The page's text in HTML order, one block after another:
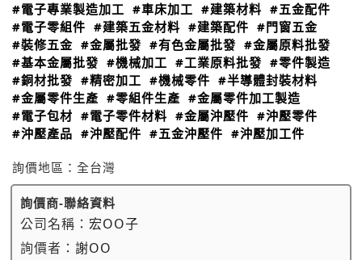
#電子專業製造加工 #車床加工 #建築材料 #五金配件
#電子零組件 #建築五金材料 #建築配件 #門窗五金
#裝修五金 #金屬批發 #有色金屬批發 #金屬原料批發
#基本金屬批發 #機械加工 #工業原料批發 #零件製造
#銅材批發 #精密加工 #機械零件 #半導體封裝材料
#金屬零件生產 #零組件生產 #金屬零件加工製造
#電子包材 #電子零件材料 #金屬沖壓件 #沖壓零件
#沖壓產品 #沖壓配件 #五金沖壓件 #沖壓加工件
詢價地區： 全台灣
詢價商-聯絡資料
公司名稱： 宏OO子
詢價者： 謝OO